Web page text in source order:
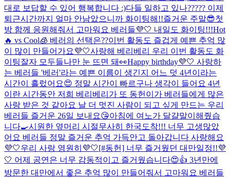
대로 보답할 수 있어 행복합니다 :)다들 일하고 있나????? 이제
퇴근시간까지 얼마 안남았으니까 화이팅해!!즐거운 주말😎첫
방 함께 응원해줘서 고마워요 베러들💜🤍 내일도 화이팅!!!Hot
🔥 vs Cool🧊 베러의 선택은??이번 활동도 즐겁게 예쁜 추억 많
이 많이 만들어가요💜🤍사랑해 베리베리 우리 이번 활동도 화
이팅잘자 모두들나만 눈 뜨면 돼👀Happy birthday💜🤍 사랑하
는 베러들 '베러'라는 예쁜 이름이 생긴지 어느 덧 4년이라는
시간이 흘렀어요😍 정말 시간이 빠르구나 생각이 들어요 4년
이란 시간동안 저희 베리베리가 또 동헌이가 베러들에게 많은
사랑 받은 것 같아요 날 더 멋진 사람이 되고 싶게 만드는 우리
베러들 즐거운 26일 보내요😘아침에 여노가 달걀말이해줬습
니다🍳시원한 옆머리 시절무사히 한국도착!!! 너무 고생많았
어요 베러들 정말 즐거운 추억 가득안고 돌아갑니다 사랑해요
💜🤍우리 사랑 영원히💜🤍[#동헌] 너무 즐거웠던 대만일정!!💜
🤍 어제 공연은 너무 감동적이고 즐거웠습니다😍👍 3년만에
방문한 대만에서 좋은 추억 많이 만들어줘서 고마워요 베러들